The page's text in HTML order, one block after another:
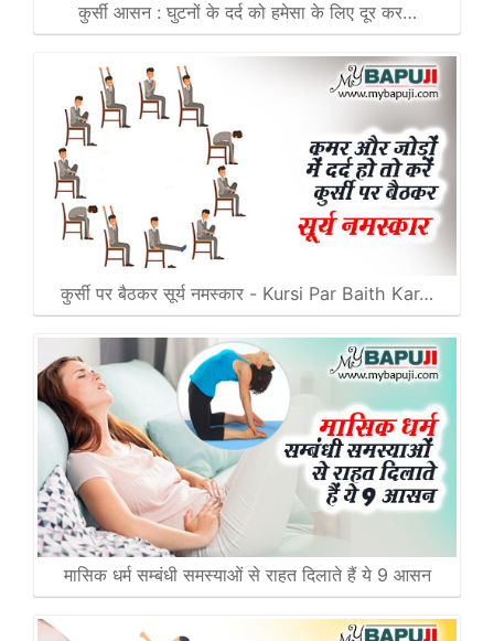
कुर्सी आसन : घुटनों के दर्द को हमेसा के लिए दूर कर…
कुर्सी पर बैठकर सूर्य नमस्कार - Kursi Par Baith Kar…
मासिक धर्म सम्बंधी समस्याओं से राहत दिलाते हैं ये 9 आसन